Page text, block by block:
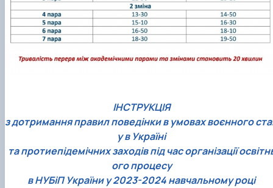
ІНСТРУКЦІЯ
з дотримання правил поведінки в умовах воєнного
у в Україні
та протиепідемічних заходів під час організації
ого процесу
в НУБіП України у 2023-2024 навчальному році